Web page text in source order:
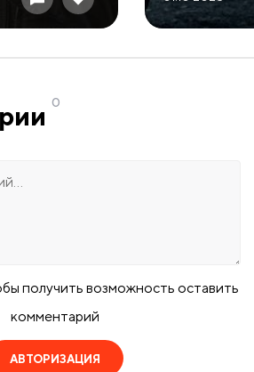
0
получить возможность оставить
комментарий
АВТОРИЗАЦИЯ